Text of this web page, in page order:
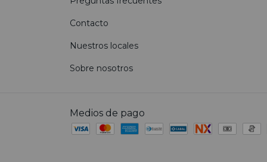
Contacto
Nuestros locales
Sobre nosotros
Medios de pago